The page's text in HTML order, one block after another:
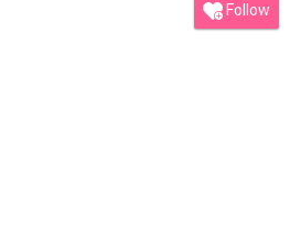
Follow